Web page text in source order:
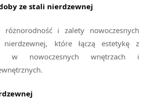
ze stali nierdzewnej
różnorodność i zalety nowoczesnych
które łączą estetykę z
w nowoczesnych wnętrzach i